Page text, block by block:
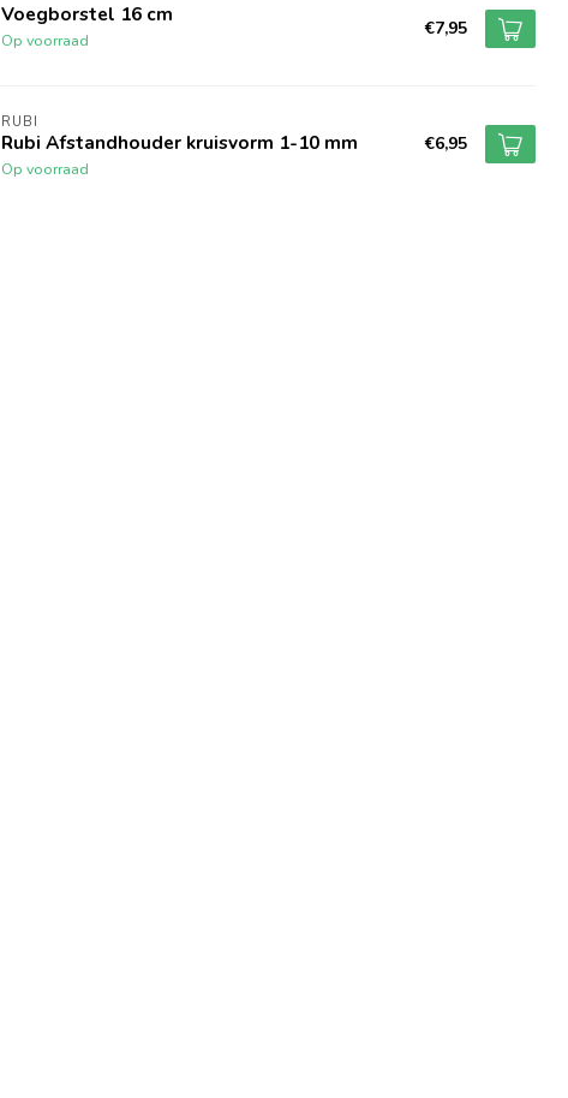
Voegborstel 16 cm
Op voorraad
€7,95
RUBI
Rubi Afstandhouder kruisvorm 1-10 mm
Op voorraad
€6,95